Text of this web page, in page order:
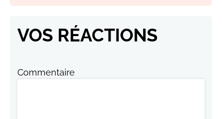
VOS RÉACTIONS
Commentaire